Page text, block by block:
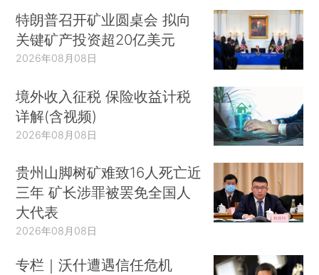
特朗普召开矿业圆桌会 拟向
关键矿产投资超20亿美元
2026年08月08日
境外收入征税 保险收益计税
详解(含视频)
2026年08月08日
贵州山脚树矿难致16人死亡近
三年 矿长涉罪被罢免全国人
大代表
2026年08月08日
专栏｜沃什遭遇信任危机